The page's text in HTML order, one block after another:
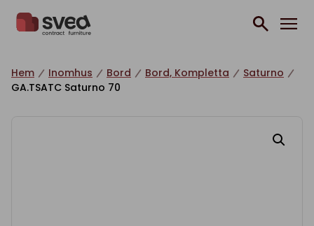
Hem Inomhus Bord Bord, Kompletta
Saturno
GA.TSATC Saturno 70